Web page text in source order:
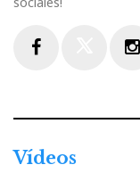
Vídeos